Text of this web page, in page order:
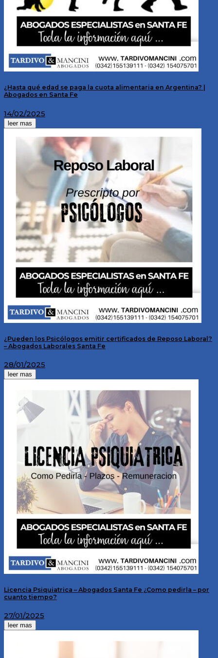
¿Hasta qué edad se paga la cuota alimentaria en Argentina? |
Abogados en Santa Fe
14/02/2025
leer mas
¿Pueden los Psicólogos emitir certificados de Reposo Laboral?
– Abogados Laborales Santa Fe
28/01/2025
leer mas
Licencia Psiquiatrica – Abogados Santa Fe ¿Como pedirla – por
cuanto tiempo?
27/01/2025
leer mas